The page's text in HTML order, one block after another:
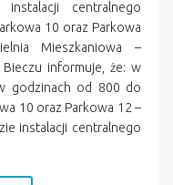
centralnego
10 oraz Parkowa
Mieszkaniowa –
Bieczu informuje, że: w
godzinach od 800 do
10 oraz Parkowa 12 –
instalacji centralnego